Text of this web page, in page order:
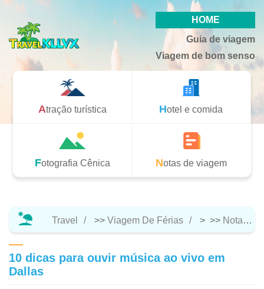
HOME
Guia de viagem
Viagem de bom senso
Atração turística Hotel e comida
Fotografia Cênica Notas de viagem
Travel >> Viagem De Férias > >> Notas De Viagem
10 dicas para ouvir música ao vivo em
Dallas